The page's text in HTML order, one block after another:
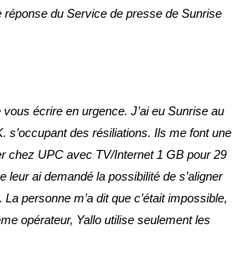
réponse du Service de presse de Sunrise
écrire en urgence. J’ai eu Sunrise au
s’occupant des résiliations. Ils me font une
chez UPC avec TV/Internet 1 GB pour 29
leur ai demandé la possibilité de s’aligner
personne m’a dit que c’était impossible,
opérateur, Yallo utilise seulement les